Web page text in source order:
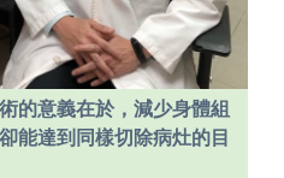
的意義在於，減少身體組
能達到同樣切除病灶的目